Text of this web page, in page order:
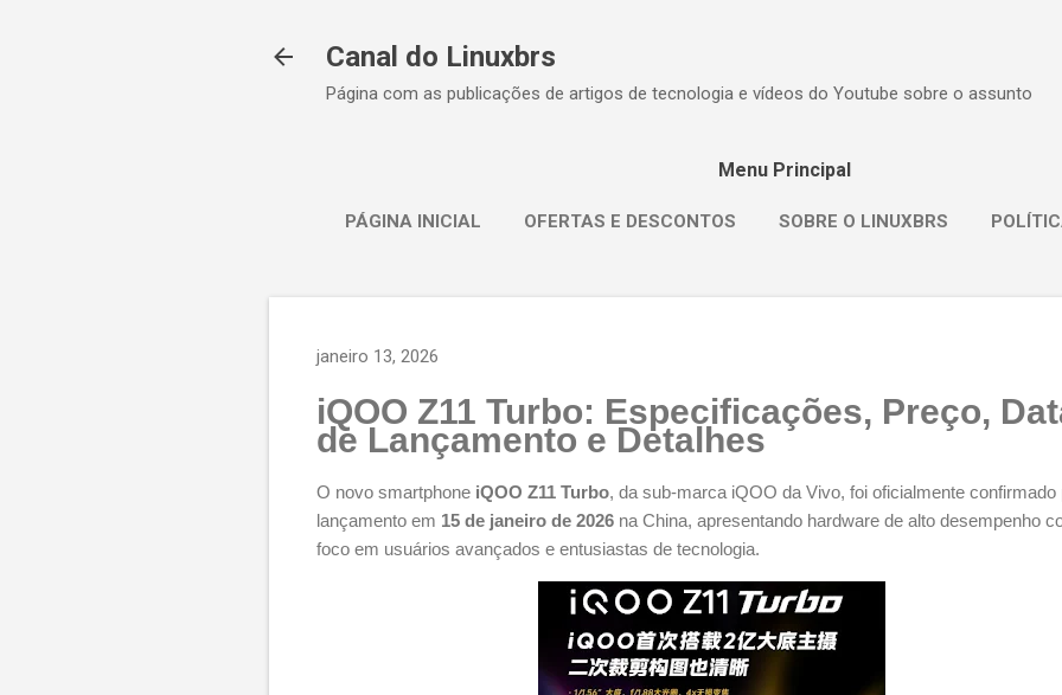
Canal do Linuxbrs
Página com as publicações de artigos de tecnologia e vídeos do Youtube sobre o assunto
Menu Principal
PÁGINA INICIAL OFERTAS E DESCONTOS SOBRE O LINUXBRS
janeiro 13, 2026
iQOO Z11 Turbo: Especificações, Preço,
de Lançamento e Detalhes
O novo smartphone iQOO Z11 Turbo, da sub-marca iQOO da Vivo, foi oficialmente confirmado
lançamento em 15 de janeiro de 2026 na China, apresentando hardware de alto desempenho
foco em usuários avançados e entusiastas de tecnologia.